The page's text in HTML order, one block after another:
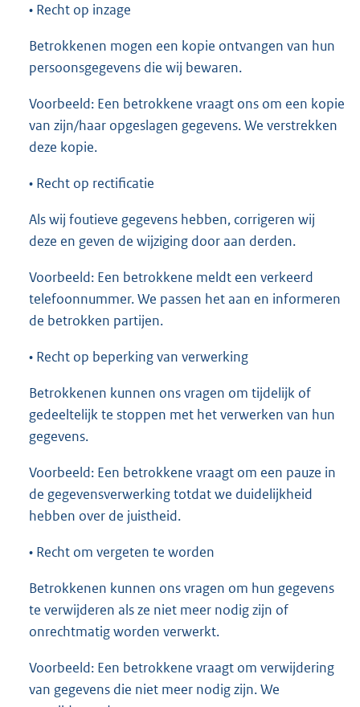
• Recht op inzage
Betrokkenen mogen een kopie ontvangen van hun
persoonsgegevens die wij bewaren.
Voorbeeld: Een betrokkene vraagt ons om een kopie
van zijn/haar opgeslagen gegevens. We verstrekken
deze kopie.
• Recht op rectificatie
Als wij foutieve gegevens hebben, corrigeren wij
deze en geven de wijziging door aan derden.
Voorbeeld: Een betrokkene meldt een verkeerd
telefoonnummer. We passen het aan en informeren
de betrokken partijen.
• Recht op beperking van verwerking
Betrokkenen kunnen ons vragen om tijdelijk of
gedeeltelijk te stoppen met het verwerken van hun
gegevens.
Voorbeeld: Een betrokkene vraagt om een pauze in
de gegevensverwerking totdat we duidelijkheid
hebben over de juistheid.
• Recht om vergeten te worden
Betrokkenen kunnen ons vragen om hun gegevens
te verwijderen als ze niet meer nodig zijn of
onrechtmatig worden verwerkt.
Voorbeeld: Een betrokkene vraagt om verwijdering
van gegevens die niet meer nodig zijn. We